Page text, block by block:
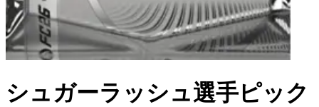
シュガーラッシュ選手ピック